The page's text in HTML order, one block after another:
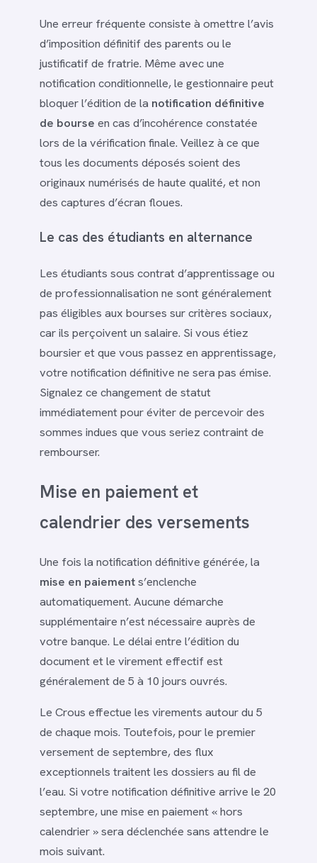
Une erreur fréquente consiste à omettre l’avis
d’imposition définitif des parents ou le
justificatif de fratrie. Même avec une
notification conditionnelle, le gestionnaire peut
bloquer l’édition de la notification définitive
de bourse en cas d’incohérence constatée
lors de la vérification finale. Veillez à ce que
tous les documents déposés soient des
originaux numérisés de haute qualité, et non
des captures d’écran floues.
Le cas des étudiants en alternance
Les étudiants sous contrat d’apprentissage ou
de professionnalisation ne sont généralement
pas éligibles aux bourses sur critères sociaux,
car ils perçoivent un salaire. Si vous étiez
boursier et que vous passez en apprentissage,
votre notification définitive ne sera pas émise.
Signalez ce changement de statut
immédiatement pour éviter de percevoir des
sommes indues que vous seriez contraint de
rembourser.
Mise en paiement et
calendrier des versements
Une fois la notification définitive générée, la
mise en paiements’enclenche
automatiquement. Aucune démarche
supplémentaire n’est nécessaire auprès de
votre banque. Le délai entre l’édition du
document et le virement effectif est
généralement de 5 à 10 jours ouvrés.
Le Crous effectue les virements autour du 5
de chaque mois. Toutefois, pour le premier
versement de septembre, des flux
exceptionnels traitent les dossiers au fil de
l’eau. Si votre notification définitive arrive le 20
septembre, une mise en paiement « hors
calendrier » sera déclenchée sans attendre le
mois suivant.